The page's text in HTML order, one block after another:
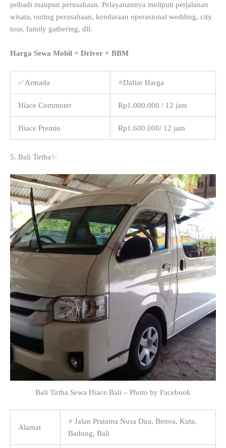
pribadi maupun perusahaan. Pelayanannya meliputi perjalanan
wisata, outing perusahaan, kendaraan operasional wedding, city
tour, family gathering, dll.
Harga Sewa Mobil + Driver + BBM
✅Armada ⭐Daftar Harga
Hiace Commuter Rp1.000.000 / 12 jam
Hiace Premio Rp1.600.000/ 12 jam
5. Bali Tirtha✨
Bali Tirtha Sewa Hiace Bali – Photo by Facebook
Alamat
⚡ Jalan Pratama Nusa Dua, Benoa, Kuta,
Badung, Bali